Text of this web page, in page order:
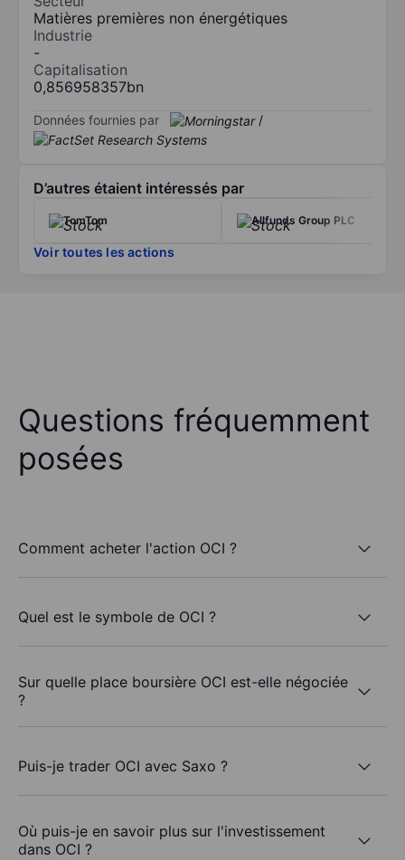
Matières premières non énergétiques
Industrie
-
Capitalisation
0,856958357bn
Données fournies par /
D’autres étaient intéressés par
TomTom Allfunds Group PLC
Voir toutes les actions
Questions fréquemment
posées
Comment acheter l'action OCI ?
Quel est le symbole de OCI ?
Sur quelle place boursière OCI est-elle négociée
?
Puis-je trader OCI avec Saxo ?
Où puis-je en savoir plus sur l'investissement
dans OCI ?